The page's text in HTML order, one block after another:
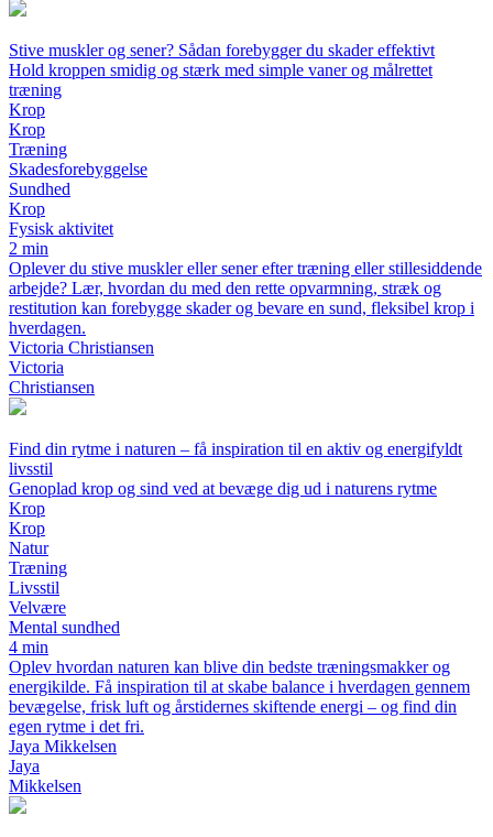
Stive muskler og sener? Sådan forebygger du skader effektivt
Hold kroppen smidig og stærk med simple vaner og målrettet
træning
Krop
Krop
Træning
Skadesforebyggelse
Sundhed
Krop
Fysisk aktivitet
2 min
Oplever du stive muskler eller sener efter træning eller stillesiddende
arbejde? Lær, hvordan du med den rette opvarmning, stræk og
restitution kan forebygge skader og bevare en sund, fleksibel krop i
hverdagen.
Victoria Christiansen
Victoria
Christiansen
Find din rytme i naturen – få inspiration til en aktiv og energifyldt
livsstil
Genoplad krop og sind ved at bevæge dig ud i naturens rytme
Krop
Krop
Natur
Træning
Livsstil
Velvære
Mental sundhed
4 min
Oplev hvordan naturen kan blive din bedste træningsmakker og
energikilde. Få inspiration til at skabe balance i hverdagen gennem
bevægelse, frisk luft og årstidernes skiftende energi – og find din
egen rytme i det fri.
Jaya Mikkelsen
Jaya
Mikkelsen